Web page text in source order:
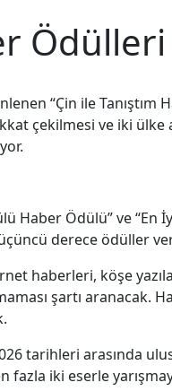
“Çin ile
çekilmesi ve iki
Haber Ödülü” ve
derece ödüller
haberleri, köşe
şartı aranacak.
tarihleri arasında
iki eserle